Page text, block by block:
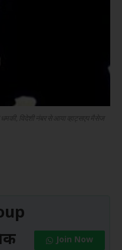
विदेशी नंबर से आया व्हाट्सएप मैसेज
Join Now